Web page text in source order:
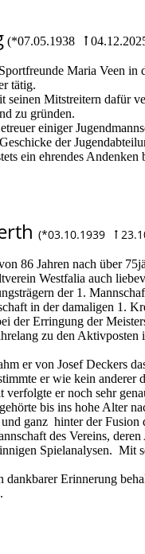
(*07.05.1938 ꝉ
Maria Veen in
tätig.
seinen Mitstreitern dafür
zu gründen.
einiger
der
ein ehrendes Andenken
(*03.10.1939 ꝉ
86 Jahren nach über
Westfalia auch
der 1.
in der damaligen 1.
der Erringung der
zu den
er von Josef Deckers
er wie kein anderer
er noch sehr
bis ins hohe Alter
ganz hinter der Fusion
des Vereins,
Spielanalysen. Mit
Erinnerung